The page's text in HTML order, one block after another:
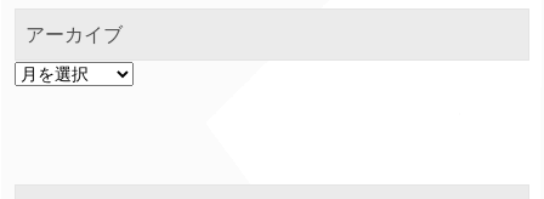
アーカイブ
ア